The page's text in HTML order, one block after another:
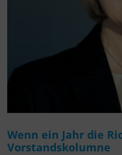
Wenn ein Jahr die
Vorstandskolumne